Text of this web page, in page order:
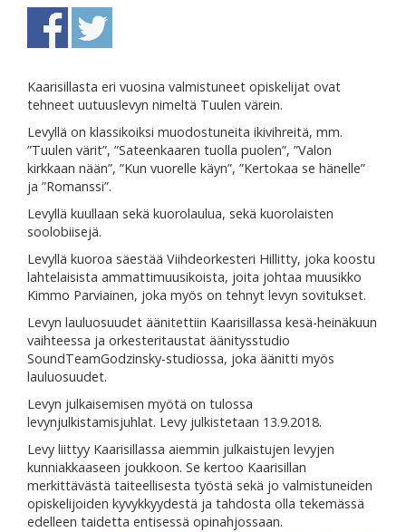
Kaarisillasta eri vuosina valmistuneet opiskelijat ovat
tehneet uutuuslevyn nimeltä Tuulen värein.
Levyllä on klassikoiksi muodostuneita ikivihreitä, mm.
”Tuulen värit”, ”Sateenkaaren tuolla puolen”, ”Valon
kirkkaan nään”, ”Kun vuorelle käyn”, ”Kertokaa se hänelle”
ja ”Romanssi”.
Levyllä kuullaan sekä kuorolaulua, sekä kuorolaisten
soolobiisejä.
Levyllä kuoroa säestää Viihdeorkesteri Hillitty, joka koostu
lahtelaisista ammattimuusikoista, joita johtaa muusikko
Kimmo Parviainen, joka myös on tehnyt levyn sovitukset.
Levyn lauluosuudet äänitettiin Kaarisillassa kesä-heinäkuun
vaihteessa ja orkesteritaustat äänitysstudio
SoundTeamGodzinsky-studiossa, joka äänitti myös
lauluosuudet.
Levyn julkaisemisen myötä on tulossa
levynjulkistamisjuhlat. Levy julkistetaan 13.9.2018.
Levy liittyy Kaarisillassa aiemmin julkaistujen levyjen
kunniakkaaseen joukkoon. Se kertoo Kaarisillan
merkittävästä taiteellisesta työstä sekä jo valmistuneiden
opiskelijoiden kyvykkyydestä ja tahdosta olla tekemässä
edelleen taidetta entisessä opinahjossaan.